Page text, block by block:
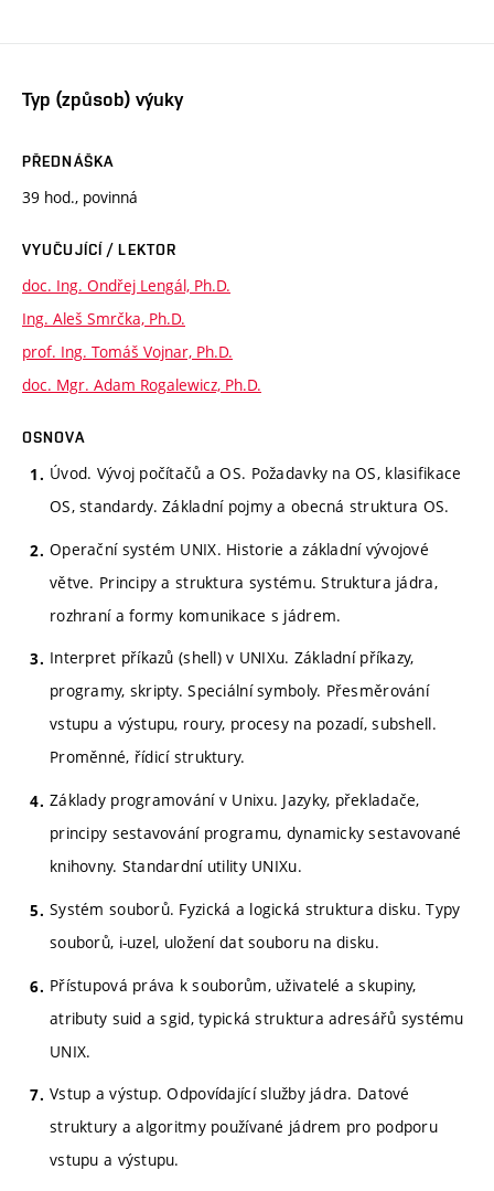
Typ (způsob) výuky
PŘEDNÁŠKA
39 hod., povinná
VYUČUJÍCÍ / LEKTOR
doc. Ing. Ondřej Lengál, Ph.D.
Ing. Aleš Smrčka, Ph.D.
prof. Ing. Tomáš Vojnar, Ph.D.
doc. Mgr. Adam Rogalewicz, Ph.D.
OSNOVA
Úvod. Vývoj počítačů a OS. Požadavky na OS, klasifikace
OS, standardy. Základní pojmy a obecná struktura OS.
Operační systém UNIX. Historie a základní vývojové
větve. Principy a struktura systému. Struktura jádra,
rozhraní a formy komunikace s jádrem.
Interpret příkazů (shell) v UNIXu. Základní příkazy,
programy, skripty. Speciální symboly. Přesměrování
vstupu a výstupu, roury, procesy na pozadí, subshell.
Proměnné, řídicí struktury.
Základy programování v Unixu. Jazyky, překladače,
principy sestavování programu, dynamicky sestavované
knihovny. Standardní utility UNIXu.
Systém souborů. Fyzická a logická struktura disku. Typy
souborů, i-uzel, uložení dat souboru na disku.
Přístupová práva k souborům, uživatelé a skupiny,
atributy suid a sgid, typická struktura adresářů systému
UNIX.
Vstup a výstup. Odpovídající služby jádra. Datové
struktury a algoritmy používané jádrem pro podporu
vstupu a výstupu.